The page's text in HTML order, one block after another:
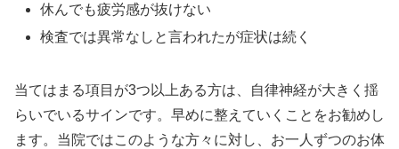
休んでも疲労感が抜けない
検査では異常なしと言われたが症状は続く
当てはまる項目が3つ以上ある方は、自律神経が大きく揺
らいでいるサインです。早めに整えていくことをお勧めし
ます。当院ではこのような方々に対し、お一人ずつのお体